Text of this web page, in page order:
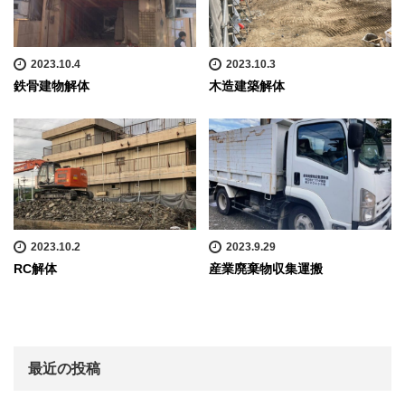
2023.10.4
鉄骨建物解体
2023.10.3
木造建築解体
2023.10.2
RC解体
2023.9.29
産業廃棄物収集運搬
最近の投稿